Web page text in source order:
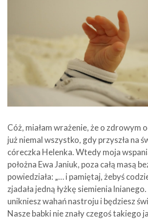
Cóż, miałam wrażenie, że o zdrowym
już niemal wszystko, gdy przyszła na
córeczka Helenka. Wtedy moja
położna Ewa Janiuk, poza całą masą
powiedziała: „… i pamiętaj, żebyś
zjadała jedną łyżkę siemienia
unikniesz wahań nastroju i będziesz
Nasze babki nie znały czegoś takiego